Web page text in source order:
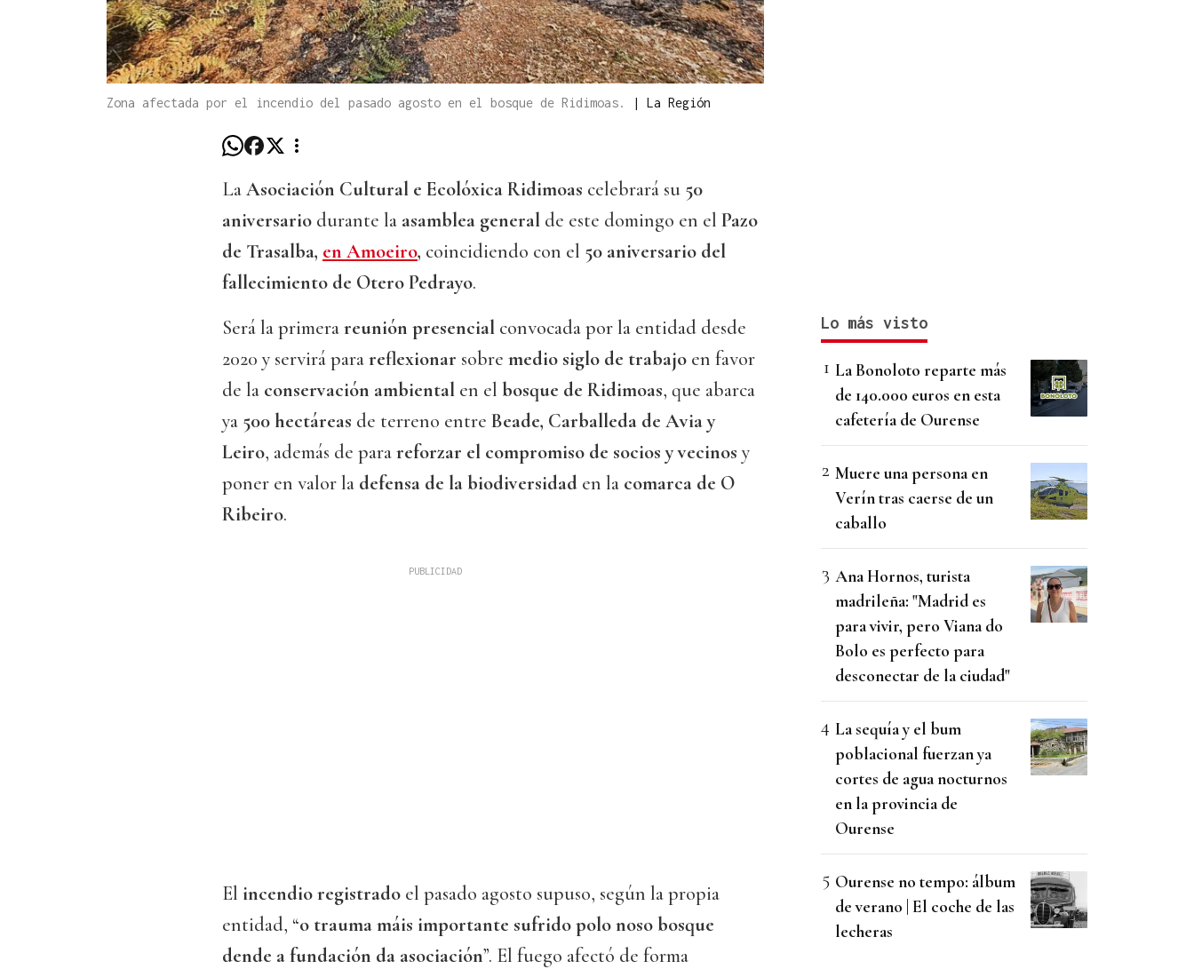
Zona afectada por el incendio del pasado agosto en el bosque de Ridimoas. | La Región
LaAsociación Cultural e Ecolóxica Ridimoas celebrará su 50
aniversario durante la asamblea general de este domingo en el Pazo
de Trasalba, en Amoeiro, coincidiendo con el 50 aniversario del
fallecimiento de Otero Pedrayo.
Será la primerareunión presencial convocada por la entidad desde
2020 y servirá parareflexionar sobre medio siglo de trabajo en favor
de la conservación ambiental en el bosque de Ridimoas, que abarca
ya 500 hectáreas de terreno entre Beade, Carballeda de Avia y
Leiro, además de parareforzar el compromiso de socios y vecinos y
poner en valor la defensa de la biodiversidad en la comarca de O
Ribeiro.
El incendio registrado el pasado agosto supuso, según la propia
entidad, “o trauma máis importante sufrido polo noso bosque
dende a fundación da asociación”. El fuego afectó de forma
Lo más visto
La Bonoloto reparte más
de 140.000 euros en esta
cafetería de Ourense
Muere una persona en
Verín tras caerse de un
caballo
Ana Hornos, turista
madrileña: "Madrid es
para vivir, pero Viana do
Bolo es perfecto para
desconectar de la ciudad"
La sequía y el bum
poblacional fuerzan ya
cortes de agua nocturnos
en la provincia de
Ourense
Ourense no tempo: álbum
de verano | El coche de las
lecheras